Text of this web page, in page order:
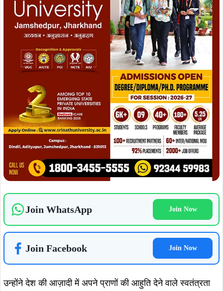
Join WhatsApp Join Now
Join Facebook Join Now
उन्होंने देश की आज़ादी में अपने प्राणों की आहुति देने वाले स्वतंत्रता